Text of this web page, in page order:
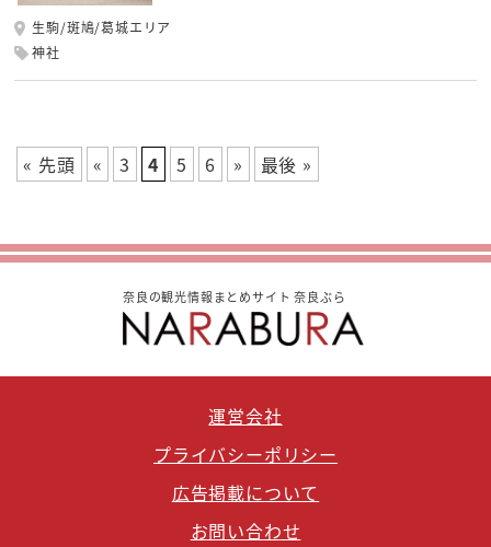
生駒/斑鳩/葛城エリア
神社
« 先頭 « 3 4 5 6 » 最後 »
奈良の観光情報まとめサイト 奈良ぶら
運営会社
プライバシーポリシー
広告掲載について
お問い合わせ